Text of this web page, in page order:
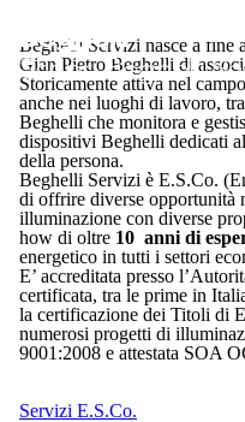
Beghelli
Scopri Beghelli
Beghelli Servizi nasce a fine
Gian Pietro Beghelli di
Storicamente attiva nel
anche nei luoghi di lavoro,
Beghelli che monitora e
dispositivi Beghelli dedicati
della persona.
Beghelli Servizi è E.S.Co.
di offrire diverse opportunità
illuminazione con diverse
how di oltre 10 anni di
energetico in tutti i settori
E’ accreditata presso
certificata, tra le prime in
la certificazione dei Titoli di
numerosi progetti di
9001:2008 e attestata SOA
Servizi E.S.Co.